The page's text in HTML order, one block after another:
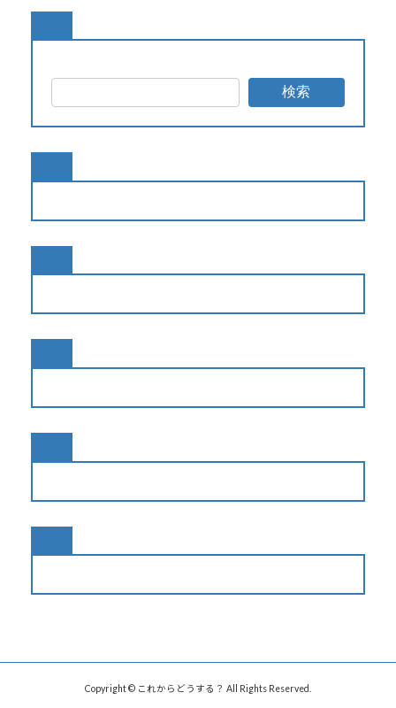
検索
Copyright © これからどうする？ All Rights Reserved.